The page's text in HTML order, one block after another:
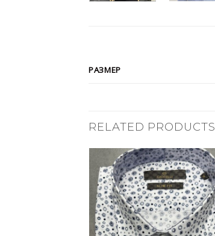
РАЗМЕР
RELATED PRODUCTS